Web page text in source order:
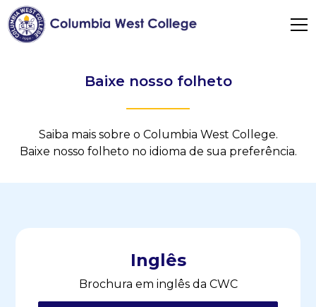
Baixe nosso folheto
Saiba mais sobre o Columbia West College.
Baixe nosso folheto no idioma de sua preferência.
Inglês
Brochura em inglês da CWC